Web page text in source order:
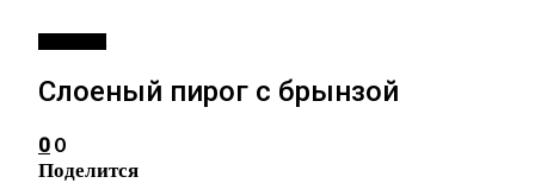
Слоеный пирог с брынзой
0 0
Поделится